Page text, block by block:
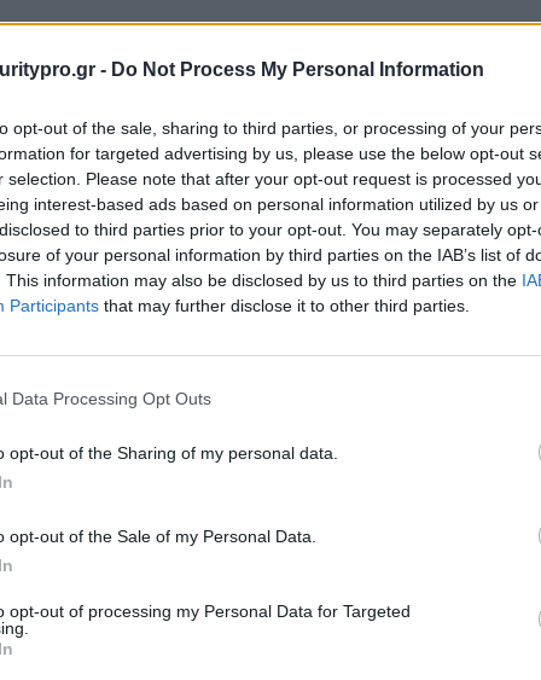
- Do Not Process My Personal Information
opt-out of the sale, sharing to third parties, or processing of your
for targeted advertising by us, please use the below opt-out
selection. Please note that after your opt-out request is processed
interest-based ads based on personal information utilized by us
to third parties prior to your opt-out. You may separately
of your personal information by third parties on the IAB’s list of
This information may also be disclosed by us to third parties on the
Participants that may further disclose it to other third parties.
Data Processing Opt Outs
opt-out of the Sharing of my personal data.
opt-out of the Sale of my Personal Data.
opt-out of processing my Personal Data for Targeted
υποδομές
) ή/και την ενημέρωση των κέντρων ελέγχου
επιθέσειςσε κρίσιμα υποσυστήματα (π.χ.
στόχο τηνκλιμάκωση του αντίκτυπου, την
ακόμακαι τηνκαθυστέρηση της
και συντονισμένο –επανακαθορίζει το
που δραστηριοποιείται σε περιβάλλον
συνδυασμένων επιθέσεων
όπου ψηφιακή επίθεση συνοδεύεται ή
(ή CrashOverride) έθεσε εκτός
η φυσική καταστροφή συσκευών και η ανάγκη για
ότι κυβερνοεπίθεση σε υδροηλεκτρικό plant
εκτεταμένη αποσταθεροποίηση του